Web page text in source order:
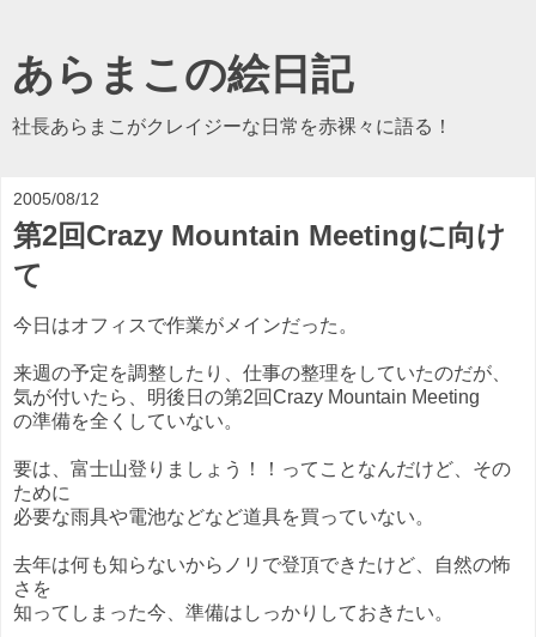
あらまこの絵日記
社長あらまこがクレイジーな日常を赤裸々に語る！
2005/08/12
第2回Crazy Mountain Meetingに向け
て
今日はオフィスで作業がメインだった。
来週の予定を調整したり、仕事の整理をしていたのだが、
気が付いたら、明後日の第2回Crazy Mountain Meeting
の準備を全くしていない。
要は、富士山登りましょう！！ってことなんだけど、その
ために
必要な雨具や電池などなど道具を買っていない。
去年は何も知らないからノリで登頂できたけど、自然の怖
さを
知ってしまった今、準備はしっかりしておきたい。